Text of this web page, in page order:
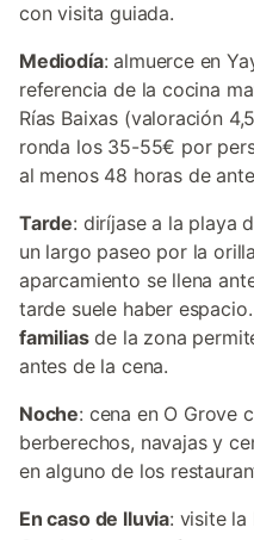
con visita guiada.
Mediodía: almuerce en
referencia de la cocina
Rías Baixas (valoración
ronda los 35-55€ por
al menos 48 horas de
Tarde: diríjase a la playa
un largo paseo por la
aparcamiento se llena
tarde suele haber
familiasde la zona
antes de la cena.
Noche: cena en O Grove
berberechos, navajas y
en alguno de los
En caso de lluvia: visite